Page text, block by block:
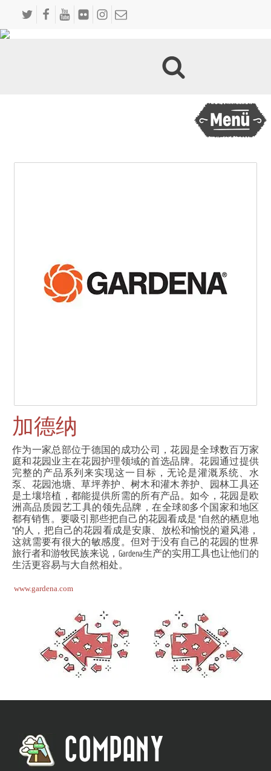
加德纳
作为一家总部位于德国的成功公司，花园是全球数百万家
庭和花园业主在花园护理领域的首选品牌。花园通过提供
完整的产品系列来实现这一目标，无论是灌溉系统、水
泵、花园池塘、草坪养护、树木和灌木养护、园林工具还
是土壤培植，都能提供所需的所有产品。如今，花园是欧
洲高品质园艺工具的领先品牌，在全球80多个国家和地区
都有销售。要吸引那些把自己的花园看成是 "自然的栖息地
"的人，把自己的花园看成是安康、放松和愉悦的避风港，
这就需要有很大的敏感度。但对于没有自己的花园的世界
旅行者和游牧民族来说，Gardena生产的实用工具也让他们的
生活更容易与大自然相处。
www.gardena.com
COMPANY